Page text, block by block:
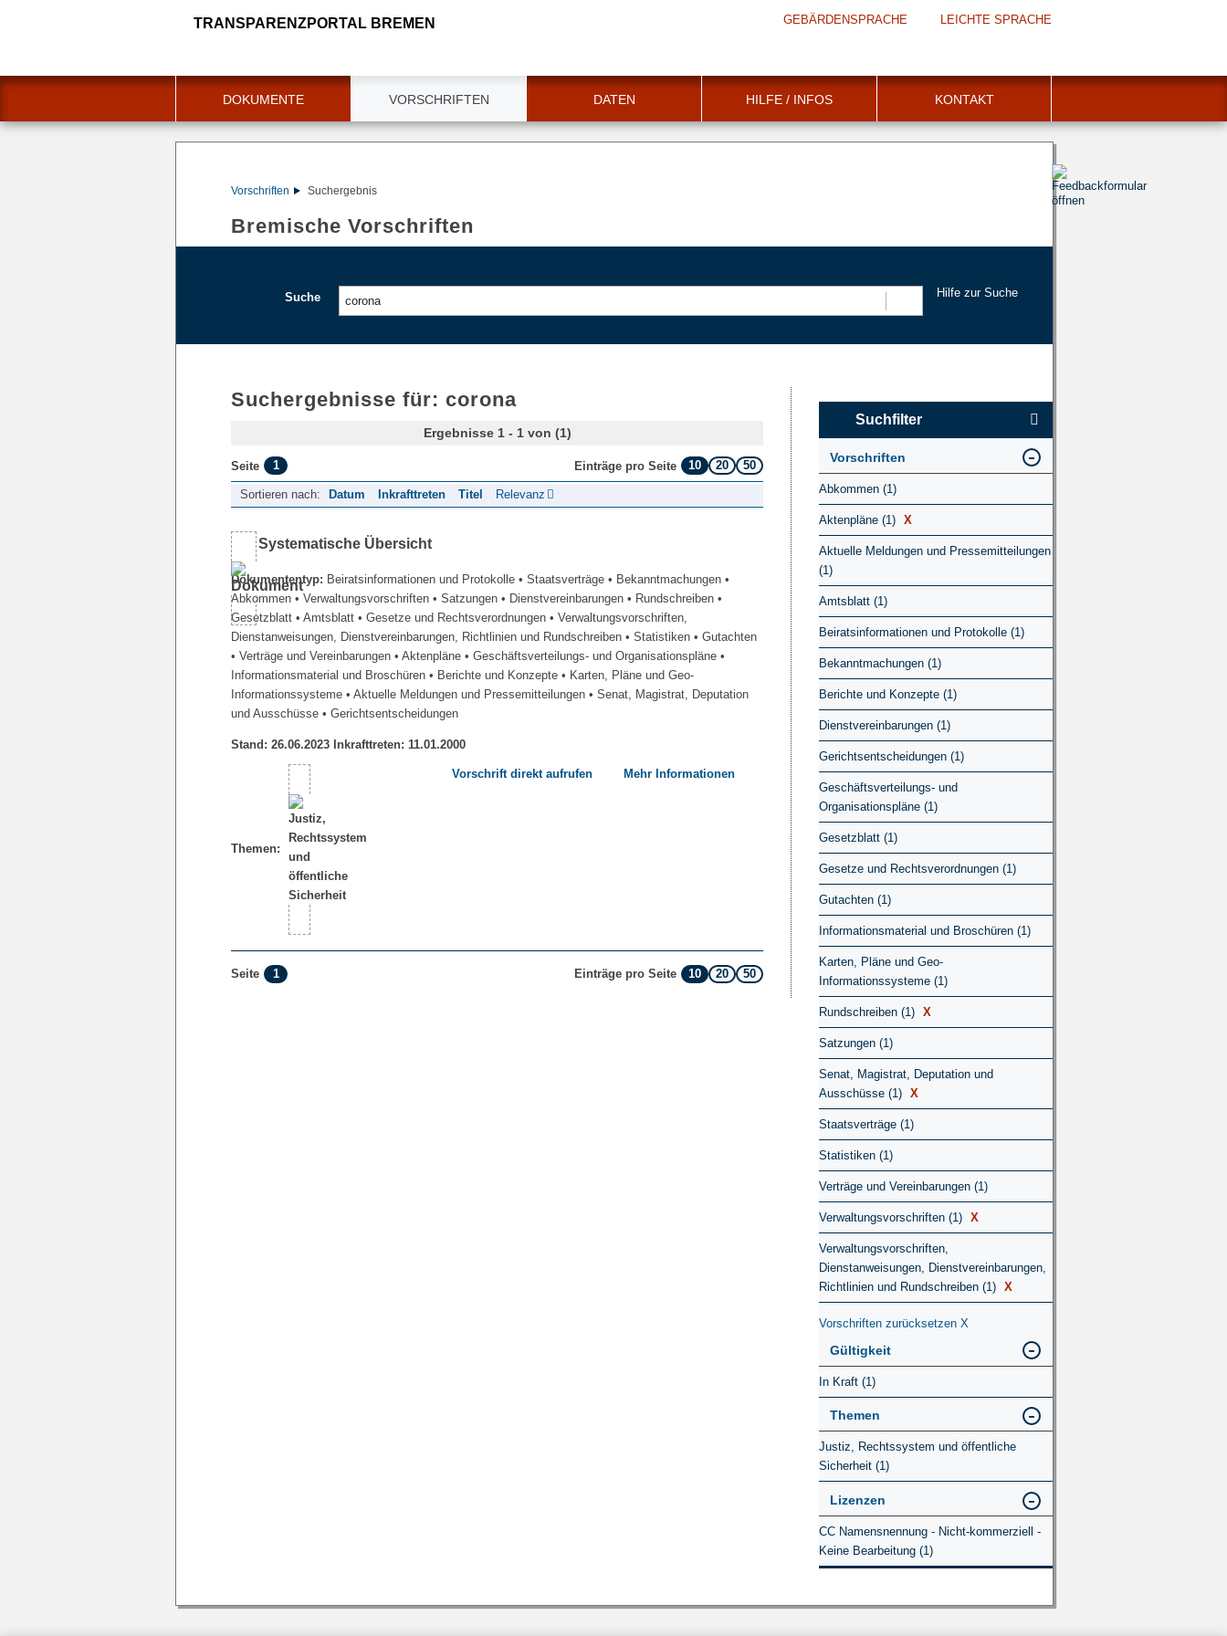
TRANSPARENZPORTAL BREMEN GEBÄRDENSPRACHE LEICHTE SPRACHE
DOKUMENTE VORSCHRIFTEN DATEN HILFE / INFOS KONTAKT
Vorschriften Suchergebnis
Bremische Vorschriften
Suche
Hilfe zur Suche
Suchergebnisse für: corona
Ergebnisse 1 - 1 von (1)
Seite 1 Einträge pro Seite 10 20 50
Sortieren nach: Datum Inkrafttreten Titel Relevanz
Systematische Übersicht
Dokumententyp: Beiratsinformationen und Protokolle • Staatsverträge • Bekanntmachungen •
Abkommen • Verwaltungsvorschriften • Satzungen • Dienstvereinbarungen • Rundschreiben •
Gesetzblatt • Amtsblatt • Gesetze und Rechtsverordnungen • Verwaltungsvorschriften,
Dienstanweisungen, Dienstvereinbarungen, Richtlinien und Rundschreiben • Statistiken • Gutachten
• Verträge und Vereinbarungen • Aktenpläne • Geschäftsverteilungs- und Organisationspläne •
Informationsmaterial und Broschüren • Berichte und Konzepte • Karten, Pläne und Geo-
Informationssysteme • Aktuelle Meldungen und Pressemitteilungen • Senat, Magistrat, Deputation
und Ausschüsse • Gerichtsentscheidungen
Stand: 26.06.2023 Inkrafttreten: 11.01.2000
Themen:
Vorschrift direkt aufrufen Mehr Informationen
Seite 1 Einträge pro Seite 10 20 50
Suchfilter
Vorschriften
Abkommen (1)
Aktenpläne (1) X
Aktuelle Meldungen und Pressemitteilungen
(1)
Amtsblatt (1)
Beiratsinformationen und Protokolle (1)
Bekanntmachungen (1)
Berichte und Konzepte (1)
Dienstvereinbarungen (1)
Gerichtsentscheidungen (1)
Geschäftsverteilungs- und
Organisationspläne (1)
Gesetzblatt (1)
Gesetze und Rechtsverordnungen (1)
Gutachten (1)
Informationsmaterial und Broschüren (1)
Karten, Pläne und Geo-
Informationssysteme (1)
Rundschreiben (1) X
Satzungen (1)
Senat, Magistrat, Deputation und
Ausschüsse (1) X
Staatsverträge (1)
Statistiken (1)
Verträge und Vereinbarungen (1)
Verwaltungsvorschriften (1) X
Verwaltungsvorschriften,
Dienstanweisungen, Dienstvereinbarungen,
Richtlinien und Rundschreiben (1) X
Vorschriften zurücksetzen X
Gültigkeit
In Kraft (1)
Themen
Justiz, Rechtssystem und öffentliche
Sicherheit (1)
Lizenzen
CC Namensnennung - Nicht-kommerziell -
Keine Bearbeitung (1)